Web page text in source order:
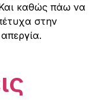
καθώς πάω να
στην